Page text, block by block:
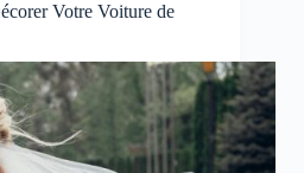
Votre Voiture de